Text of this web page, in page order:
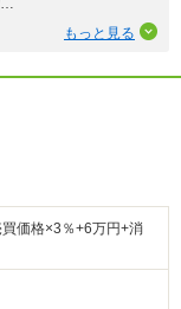
うならやっぱり新築♪
親の主寝室は8帖、子
に最適な和室6帖と4
しやすい広さのお庭付
もっと見る
価格×3％+6万円+消